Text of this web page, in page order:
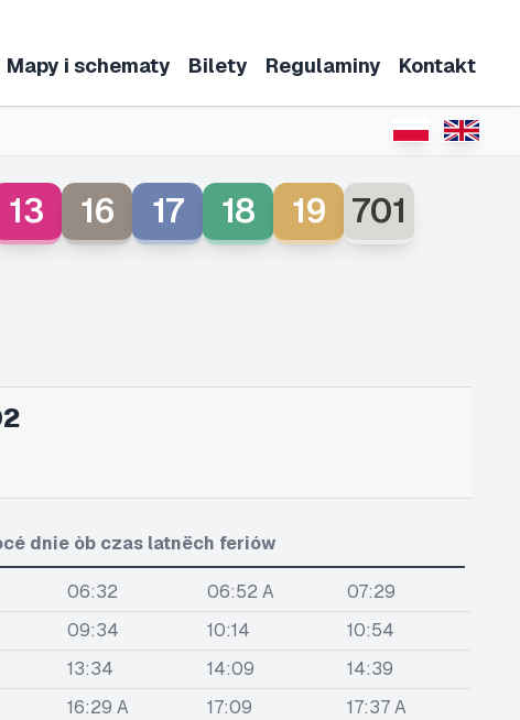
Mapy i schematy Bilety Regulaminy Kontakt
13 16 17 18 19 701
dnie òb czas latnëch feriów
06:32 06:52 A
07:29
09:34 10:14
10:54
13:34 14:09
14:39
16:29 A 17:09
17:37 A